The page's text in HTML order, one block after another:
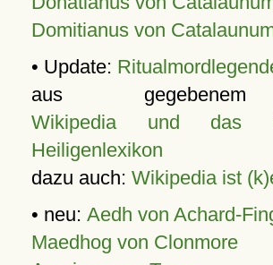
Domitianus von
• Update:
aus
Wikipedia und das
Heiligenlexikon
dazu auch: Wikipedia ist
• neu: Aedh von Achard-
Maedhog von Clonmore